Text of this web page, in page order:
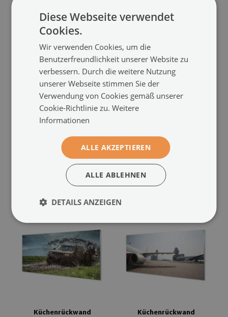
Küchenrückwand
spritzschutz
nachthimmel
Größe von: 100x50 cm
124.99 €
Küchenrückwand
(#pk-67510880)
Größe von: 100x50 cm
Küchenrückwand
Küchenrückwand
Diese Webseite verwendet
Cookies.
Wir verwenden Cookies, um die
Benutzerfreundlichkeit unserer Website zu
verbessern. Durch die weitere Nutzung
unserer Webseite stimmen Sie der
Verwendung von Cookies gemäß unserer
Cookie-Richtlinie zu.Weitere
Informationen
ALLE AKZEPTIEREN
ALLE ABLEHNEN
DETAILS ANZEIGEN